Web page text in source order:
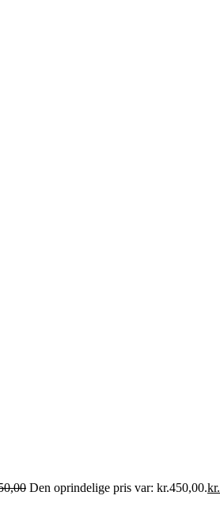
Den oprindelige pris var: kr.450,00.kr.